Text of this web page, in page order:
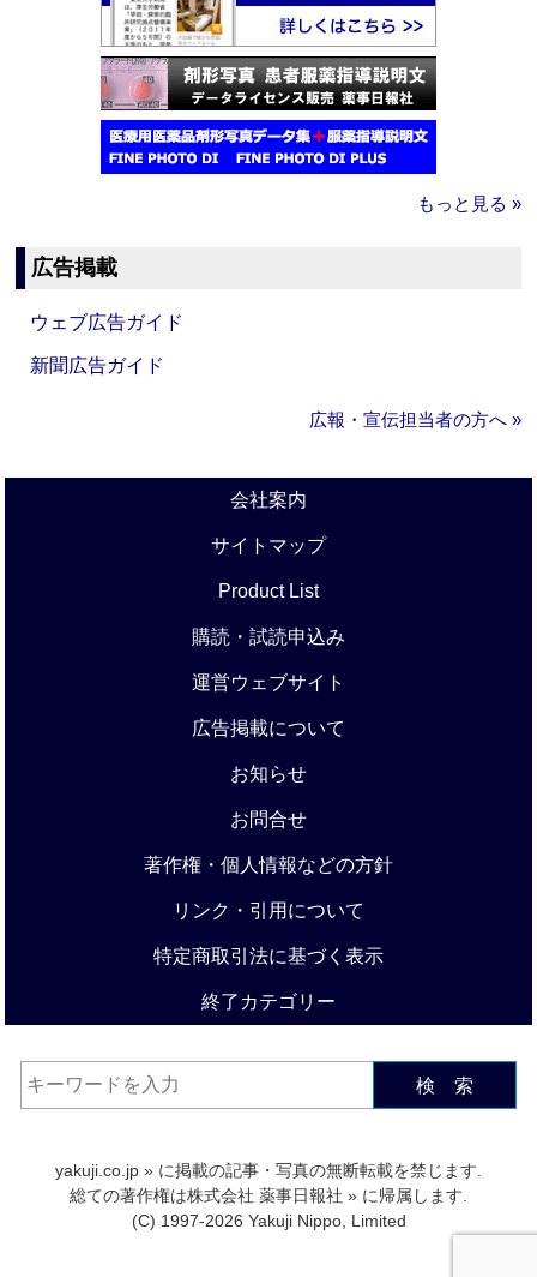
もっと見る »
広告掲載
ウェブ広告ガイド
新聞広告ガイド
広報・宣伝担当者の方へ »
会社案内
サイトマップ
Product List
購読・試読申込み
運営ウェブサイト
広告掲載について
お知らせ
お問合せ
著作権・個人情報などの方針
リンク・引用について
特定商取引法に基づく表示
終了カテゴリー
検 索
yakuji.co.jp » に掲載の記事・写真の無断転載を禁じます.
総ての著作権は株式会社 薬事日報社 » に帰属します.
(C) 1997-2026 Yakuji Nippo, Limited